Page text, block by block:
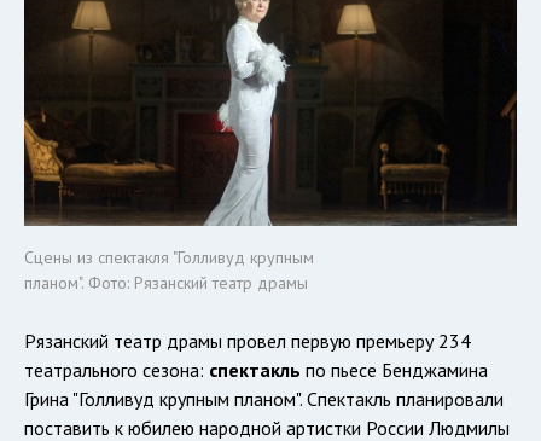
Сцены из спектакля "Голливуд крупным
планом". Фото: Рязанский театр драмы
Рязанский театр драмы провел первую премьеру 234
театрального сезона: спектакль по пьесе Бенджамина
Грина "Голливуд крупным планом". Спектакль планировали
поставить к юбилею народной артистки России Людмилы